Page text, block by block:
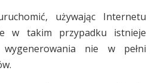
używając Internetu
w takim przypadku istnieje
wygenerowania nie w pełni